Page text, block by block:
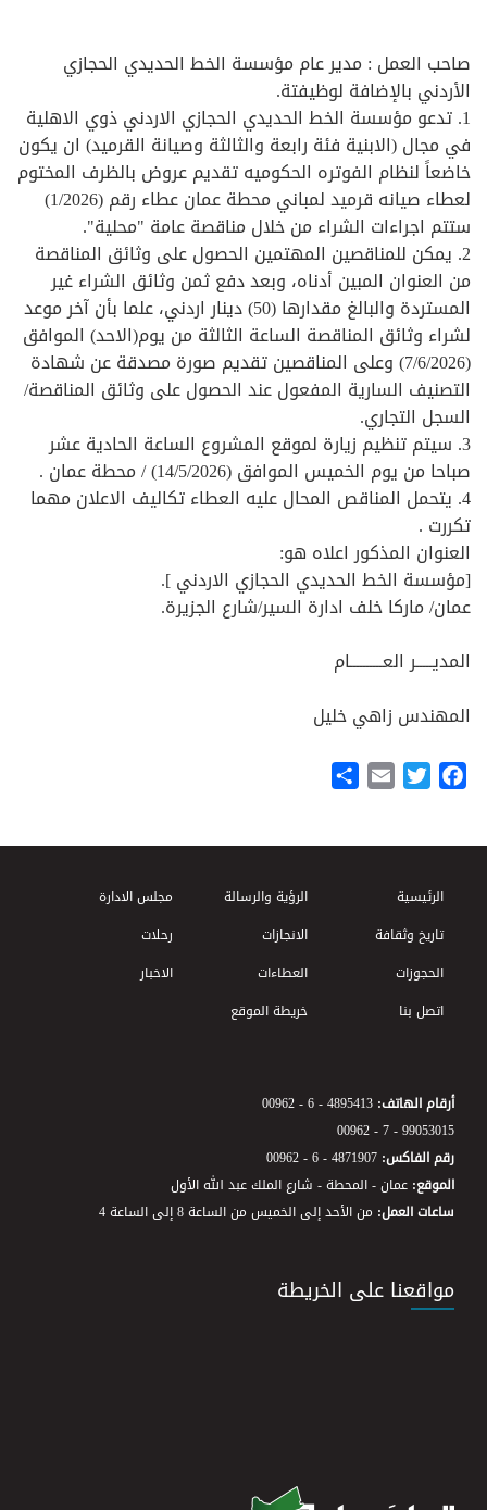
صاحب العمل : مدير عام مؤسسة الخط الحديدي الحجازي
الأردني بالإضافة لوظيفتة.
1. تدعو مؤسسة الخط الحديدي الحجازي الاردني ذوي الاهلية
في مجال (الابنية فئة رابعة والثالثة وصيانة القرميد) ان يكون
خاضعاً لنظام الفوتره الحكوميه تقديم عروض بالظرف المختوم
لعطاء صيانه قرميد لمباني محطة عمان عطاء رقم (1/2026)
ستتم اجراءات الشراء من خلال مناقصة عامة "محلية".
2. يمكن للمناقصين المهتمين الحصول على وثائق المناقصة
من العنوان المبين أدناه، وبعد دفع ثمن وثائق الشراء غير
المستردة والبالغ مقدارها (50) دينار اردني، علما بأن آخر موعد
لشراء وثائق المناقصة الساعة الثالثة من يوم(الاحد) الموافق
(7/6/2026) وعلى المناقصين تقديم صورة مصدقة عن شهادة
التصنيف السارية المفعول عند الحصول على وثائق المناقصة/
السجل التجاري.
3. سيتم تنظيم زيارة لموقع المشروع الساعة الحادية عشر
صباحا من يوم الخميس الموافق (14/5/2026) / محطة عمان .
4. يتحمل المناقص المحال عليه العطاء تكاليف الاعلان مهما
تكررت .
العنوان المذكور اعلاه هو:
[مؤسسة الخط الحديدي الحجازي الاردني ].
عمان/ ماركا خلف ادارة السير/شارع الجزيرة.
المديـــــر العــــــــــام
المهندس زاهي خليل
Facebook
Twitter
Email
Footer Menu
الرئيسية الرؤية والرسالة
مجلس الادارة
تاريخ وثقافة
الانجازات
رحلات
الحجوزات
العطاءات
الاخبار
اتصل بنا
خريطة الموقع
أرقام الهاتف: 00962 - 6 - 4895413
00962 - 7 - 99053015
رقم الفاكس: 00962 - 6 - 4871907
الموقع: عمان - المحطة - شارع الملك عبد الله الأول
ساعات العمل: من الأحد إلى الخميس من الساعة 8 إلى الساعة 4
مواقعنا على الخريطة